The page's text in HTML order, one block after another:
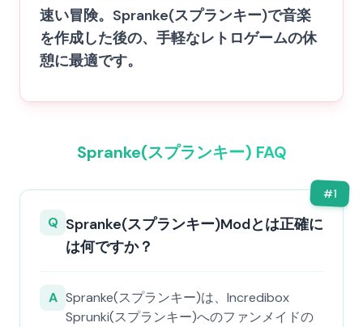
速い冒険。Spranke(スプランキー)で音楽
を作成した後の、手軽なレトロゲームの休
憩に最適です。
Spranke(スプランキー) FAQ
#1
Q Spranke(スプランキー)Modとは正確に
は何ですか？
A Spranke(スプランキー)は、Incredibox
Sprunki(スプランキー)へのファンメイドの